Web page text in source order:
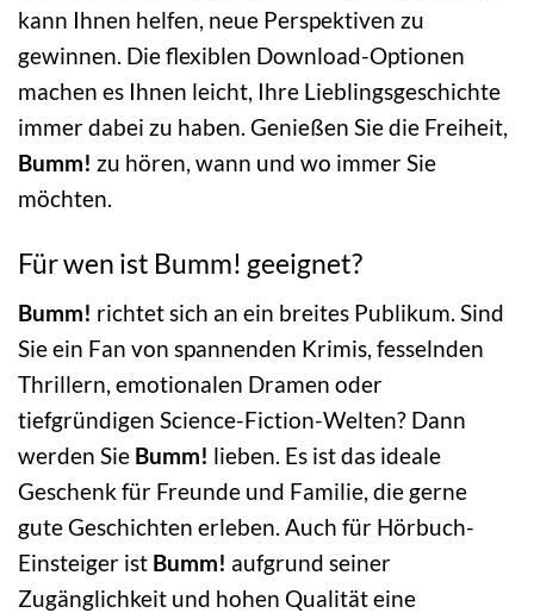
kann Ihnen helfen, neue Perspektiven zu
gewinnen. Die flexiblen Download-Optionen
machen es Ihnen leicht, Ihre Lieblingsgeschichte
immer dabei zu haben. Genießen Sie die Freiheit,
Bumm! zu hören, wann und wo immer Sie
möchten.
Für wen ist Bumm! geeignet?
Bumm! richtet sich an ein breites Publikum. Sind
Sie ein Fan von spannenden Krimis, fesselnden
Thrillern, emotionalen Dramen oder
tiefgründigen Science-Fiction-Welten? Dann
werden Sie Bumm! lieben. Es ist das ideale
Geschenk für Freunde und Familie, die gerne
gute Geschichten erleben. Auch für Hörbuch-
Einsteiger ist Bumm! aufgrund seiner
Zugänglichkeit und hohen Qualität eine